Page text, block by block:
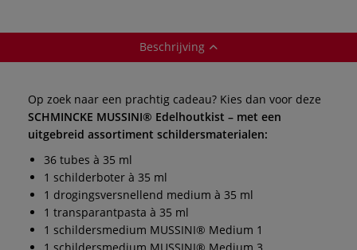
Beschrijving
Op zoek naar een prachtig cadeau? Kies dan voor deze
SCHMINCKE MUSSINI® Edelhoutkist – met een
uitgebreid assortiment schildersmaterialen:
36 tubes à 35 ml
1 schilderboter à 35 ml
1 drogingsversnellend medium à 35 ml
1 transparantpasta à 35 ml
1 schildersmedium MUSSINI® Medium 1